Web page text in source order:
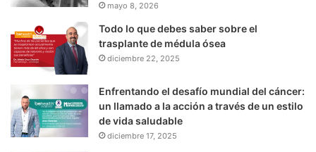
mayo 8, 2026
Todo lo que debes saber sobre el
trasplante de médula ósea
diciembre 22, 2025
Enfrentando el desafío mundial del cáncer:
un llamado a la acción a través de un estilo
de vida saludable
diciembre 17, 2025